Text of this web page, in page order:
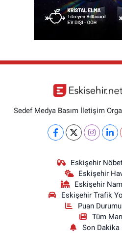
Sedef Medya Basım İletişim
Eskişehir
Eskişehir
Eskişehir
Eskişehir Trafik
Puan
Tüm
Son Dakika